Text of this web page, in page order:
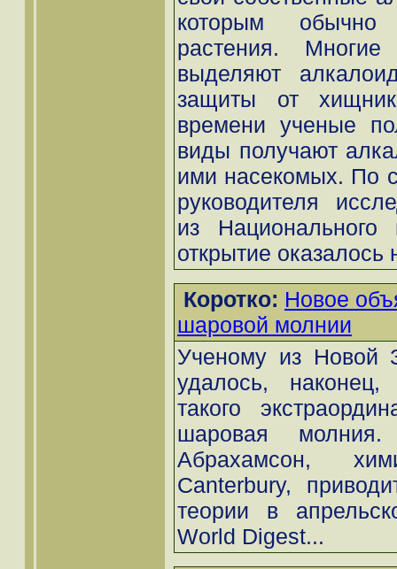
которым обычно
растения.
выделяют
защиты от
времени ученые
виды получают
ими насекомых. По
руководителя
из Национального
открытие
Коротко: Новое
шаровой молнии
Ученому из Новой
удалось, наконец,
такого
шаровая
Абрахамсон,
Canterbury,
теории в
World Digest...